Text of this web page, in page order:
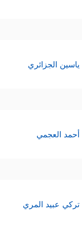
ياسين الجزائري
أحمد العجمي
تركي عبيد المري